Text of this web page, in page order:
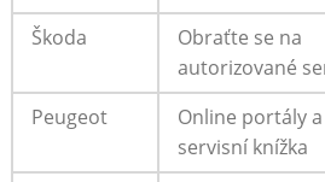
Škoda
Obraťte se na
autorizované
Peugeot
Online portály a
servisní knížka